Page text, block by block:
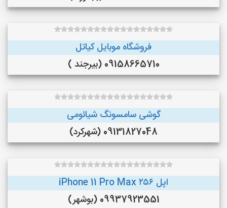
فروشگاه موبایل کیاتل
09158665710 (بیرجند )
گوشی سامسونگ شیائومی
09131827048 (شهرکرد)
اپل iPhone 11 Pro Max ۲۵۶
09937923551 (بوشهر)